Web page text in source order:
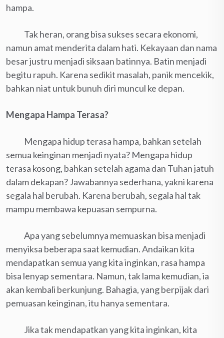
hampa.
Tak heran, orang bisa sukses secara ekonomi,
namun amat menderita dalam hati. Kekayaan dan nama
besar justru menjadi siksaan batinnya. Batin menjadi
begitu rapuh. Karena sedikit masalah, panik mencekik,
bahkan niat untuk bunuh diri muncul ke depan.
Mengapa Hampa Terasa?
Mengapa hidup terasa hampa, bahkan setelah
semua keinginan menjadi nyata? Mengapa hidup
terasa kosong, bahkan setelah agama dan Tuhan jatuh
dalam dekapan? Jawabannya sederhana, yakni karena
segala hal berubah. Karena berubah, segala hal tak
mampu membawa kepuasan sempurna.
Apa yang sebelumnya memuaskan bisa menjadi
menyiksa beberapa saat kemudian. Andaikan kita
mendapatkan semua yang kita inginkan, rasa hampa
bisa lenyap sementara. Namun, tak lama kemudian, ia
akan kembali berkunjung. Bahagia, yang berpijak dari
pemuasan keinginan, itu hanya sementara.
Jika tak mendapatkan yang kita inginkan, kita